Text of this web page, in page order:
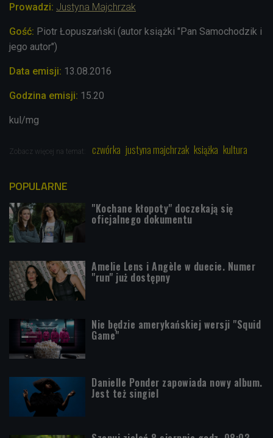
Prowadzi: Justyna Majchrzak
Gość: Piotr Łopuszański (autor książki "Pan Samochodzik i
jego autor")
Data emisji: 13.08.2016
Godzina emisji: 15.20
kul/mg
Zobacz więcej na temat: czwórka justyna majchrzak książka kultura
POPULARNE
"Kochane kłopoty" doczekają się
oficjalnego dokumentu
Amelie Lens i Angèle w duecie. Numer
"run" już dostępny
Nie będzie amerykańskiej wersji "Squid
Game"
Danielle Ponder zapowiada nowy album.
Jest też singiel